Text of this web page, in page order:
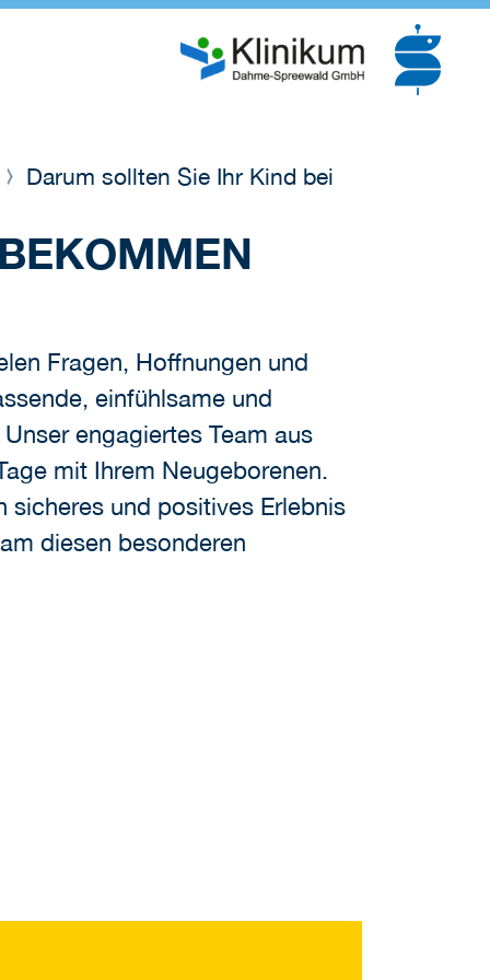
Darum sollten Sie Ihr Kind bei
Fragen, Hoffnungen und
einfühlsame und
engagiertes Team aus
mit Ihrem Neugeborenen.
sicheres und positives Erlebnis
diesen besonderen